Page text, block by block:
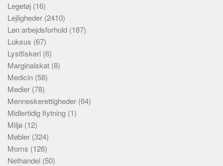
Legetøj (16)
Lejligheder (2410)
Løn arbejdsforhold (187)
Luksus (67)
Lystfiskeri (6)
Marginalskat (8)
Medicin (58)
Medier (78)
Menneskerettigheder (64)
Midlertidig flytning (1)
Miljø (12)
Møbler (324)
Moms (126)
Nethandel (50)